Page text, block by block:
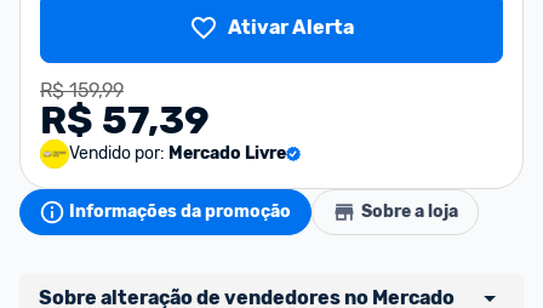
Ativar Alerta
R$ 159,99
R$ 57,39
Vendido por: Mercado Livre
Informações da promoção Sobre a loja
Sobre alteração de vendedores no Mercado